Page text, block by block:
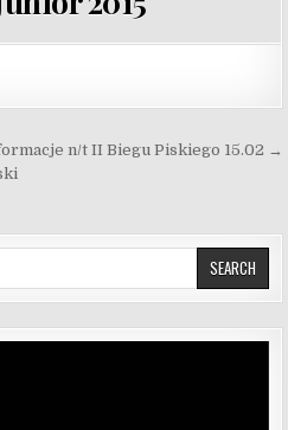
n/t II Biegu Piskiego 15.02 →